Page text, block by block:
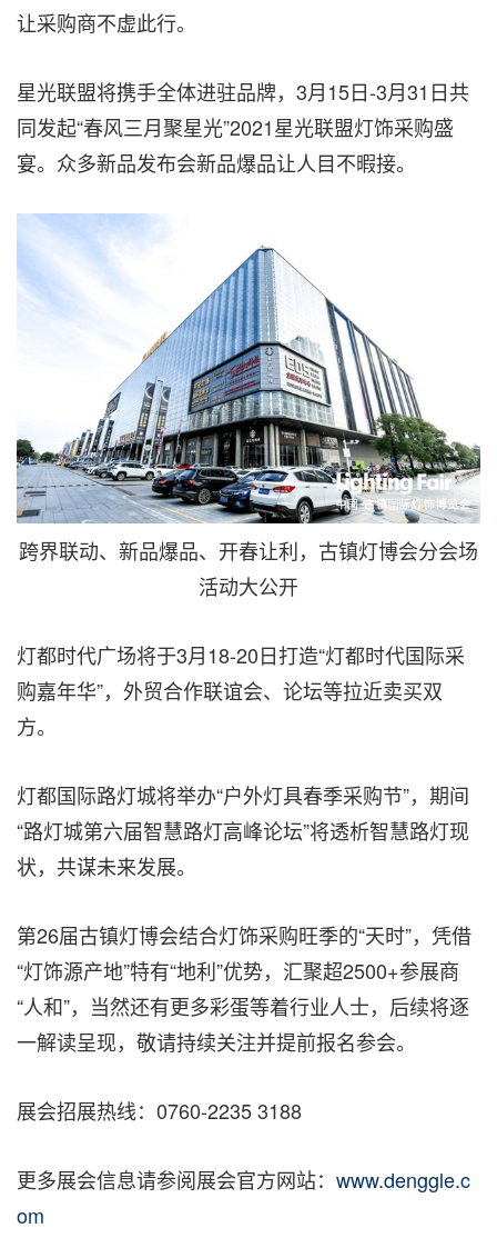
让采购商不虚此行。
星光联盟将携手全体进驻品牌，3月15日-3月31日共
同发起“春风三月聚星光”2021星光联盟灯饰采购盛
宴。众多新品发布会新品爆品让人目不暇接。
跨界联动、新品爆品、开春让利，古镇灯博会分会场
活动大公开
灯都时代广场将于3月18-20日打造“灯都时代国际采
购嘉年华”，外贸合作联谊会、论坛等拉近卖买双
方。
灯都国际路灯城将举办“户外灯具春季采购节”，期间
“路灯城第六届智慧路灯高峰论坛”将透析智慧路灯现
状，共谋未来发展。
第26届古镇灯博会结合灯饰采购旺季的“天时”，凭借
“灯饰源产地”特有“地利”优势，汇聚超2500+参展商
“人和”，当然还有更多彩蛋等着行业人士，后续将逐
一解读呈现，敬请持续关注并提前报名参会。
展会招展热线：0760-2235 3188
更多展会信息请参阅展会官方网站： www.denggle.c
om